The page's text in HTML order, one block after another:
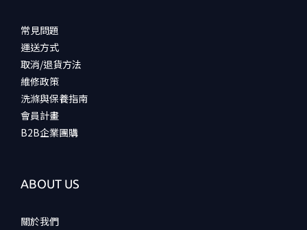
常見問題
運送方式
取消/退貨方法
維修政策
洗滌與保養指南
會員計畫
B2B企業團購
ABOUT US
關於我們